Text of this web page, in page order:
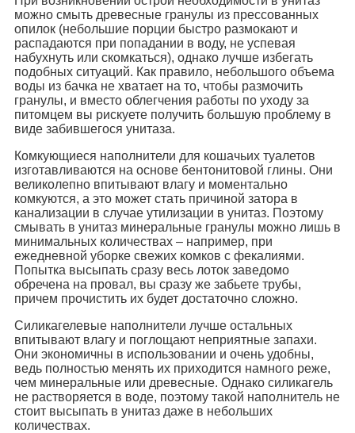
можно смыть древесные гранулы из прессованных
опилок (небольшие порции быстро размокают и
распадаются при попадании в воду, не успевая
набухнуть или скомкаться), однако лучше избегать
подобных ситуаций. Как правило, небольшого объема
воды из бачка не хватает на то, чтобы размочить
гранулы, и вместо облегчения работы по уходу за
питомцем вы рискуете получить большую проблему в
виде забившегося унитаза.
Комкующиеся наполнители для кошачьих туалетов
изготавливаются на основе бентонитовой глины. Они
великолепно впитывают влагу и моментально
комкуются, а это может стать причиной затора в
канализации в случае утилизации в унитаз. Поэтому
смывать в унитаз минеральные гранулы можно лишь в
минимальных количествах – например, при
ежедневной уборке свежих комков с фекалиями.
Попытка высыпать сразу весь лоток заведомо
обречена на провал, вы сразу же забьете трубы,
причем прочистить их будет достаточно сложно.
Силикагелевые наполнители лучше остальных
впитывают влагу и поглощают неприятные запахи.
Они экономичны в использовании и очень удобны,
ведь полностью менять их приходится намного реже,
чем минеральные или древесные. Однако силикагель
не растворяется в воде, поэтому такой наполнитель не
стоит высыпать в унитаз даже в небольших
количествах.